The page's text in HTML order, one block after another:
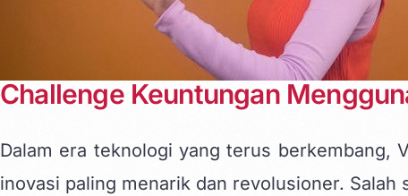
Challenge Keuntungan
Dalam era teknologi yang terus berkembang,
inovasi paling menarik dan revolusioner.